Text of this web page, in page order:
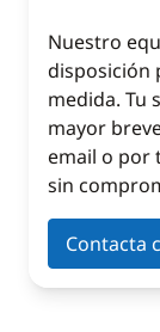
Nuestro
disposición
medida. Tu
mayor
email o por
sin
Contacta